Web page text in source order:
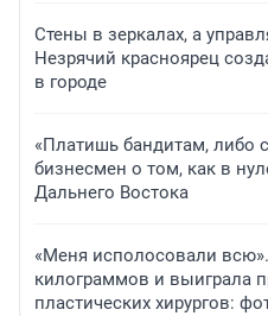
Стены в зеркалах, а
Незрячий красноярец
в городе
«Платишь бандитам, либо
бизнесмен о том, как в
Дальнего Востока
«Меня исполосовали
килограммов и выиграла
пластических хирургов: